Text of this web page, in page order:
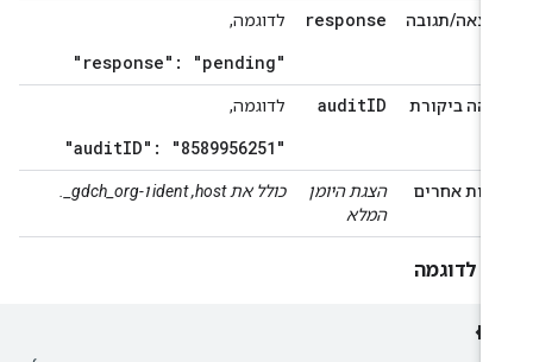
תגובה response לדוגמה,
"response": "pending"
ביקורת audit ID לדוגמה,
"auditID": "8589956251"
אחרים
הצגת היומן
המלא
כולל את host,‏ ident ו-‎_gdch_org.
לדוגמה